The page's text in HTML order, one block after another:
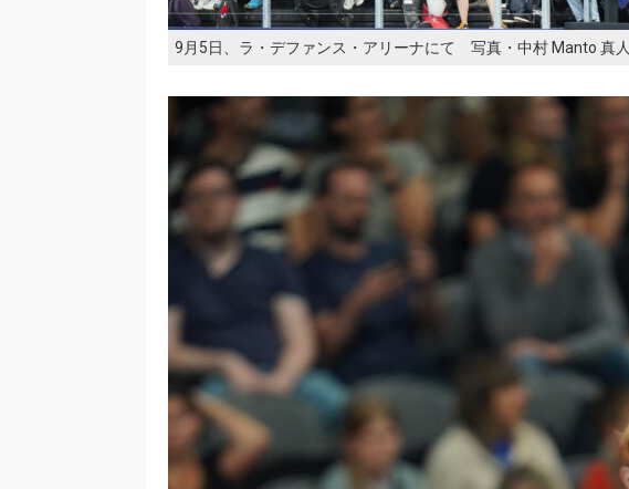
9月5日、ラ・デファンス・アリーナにて 写真・中村 Manto 真人